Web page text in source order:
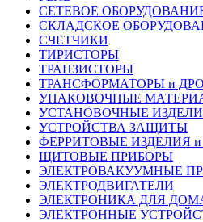
СЕТЕВОЕ
СКЛАДСКОЕ
СЧЕТЧИКИ
ТИРИСТОРЫ
ТРАНЗИСТОРЫ
ТРАНСФОРМАТОРЫ и
УПАКОВОЧНЫЕ
УСТАНОВОЧНЫЕ
УСТРОЙСТВА ЗАЩИТЫ
ФЕРРИТОВЫЕ ИЗДЕЛИЯ
ЩИТОВЫЕ ПРИБОРЫ
ЭЛЕКТРОВАКУУМНЫЕ
ЭЛЕКТРОДВИГАТЕЛИ
ЭЛЕКТРОНИКА ДЛЯ
ЭЛЕКТРОННЫЕ